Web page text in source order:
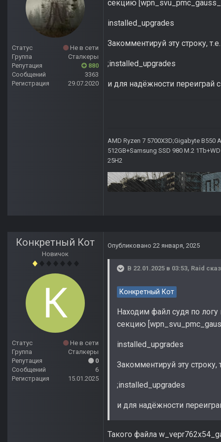
Статус
Не в сети
Группа
Сталкеры
Репутация
880
Сообщений
3363
Регистрация
29.07.2020
секцию
installed_upgrades =
Закомментируй эту строку,
;installed_upgrades =
и для надёжности переиграй
AMD Ryzen 7 5700X3D;Gigabyte B550
512GB+Samsung SSD 980 M.2
25H2
Конкретный Кот
Новичок
Статус
Не в сети
Группа
Сталкеры
Репутация
0
Сообщений
6
Регистрация
15.01.2025
Опубликовано 22 января, 2025
В 22.01.2025 в 03:53, Raid
Конкретный Кот
Находим файл судя по
секцию
installed_upgrades
Закомментируй эту
;installed_upgrades
и для надёжности
Такого файла